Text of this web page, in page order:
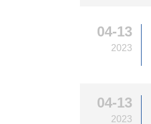
04-13
2023
04-13
2023